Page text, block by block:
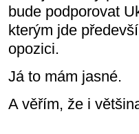
bude podporovat
kterým jde
opozici.
Já to mám jasné.
A věřím, že i